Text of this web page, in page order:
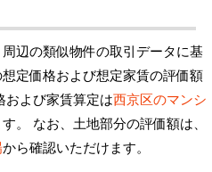
辺の類似物件の取引データに基
定価格および想定家賃の評価額
および家賃算定は西京区のマンシ
。 なお、土地部分の評価額は、
から確認いただけます。